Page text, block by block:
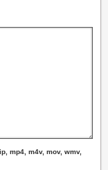
mp4, m4v, mov, wmv,